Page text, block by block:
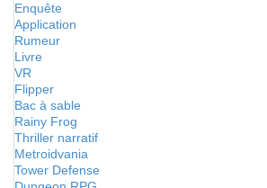
Enquête
Application
Rumeur
Livre
VR
Flipper
Bac à sable
Rainy Frog
Thriller narratif
Metroidvania
Tower Defense